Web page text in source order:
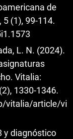
de
(1), 99-114.
L. N. (2024).
Vitalia:
1330-1346.
vitalia/article/vi
y diagnóstico